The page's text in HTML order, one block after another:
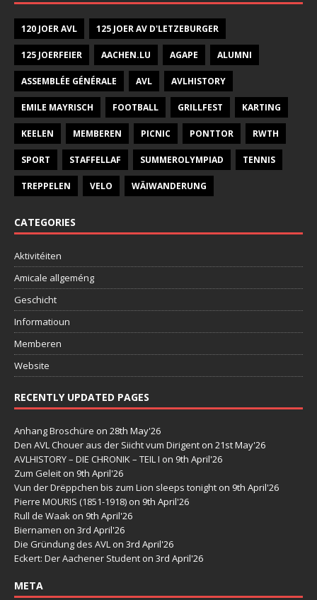
120 JOER AVL 125 JOER AV D'LETZEBURGER
125 JOERFEIER AACHEN.LU AGAPE ALUMNI
ASSEMBLÉE GÉNÉRALE AVL AVLHISTORY
EMILE MAYRISCH FOOTBALL GRILLFEST KARTING
KEELEN MEMBEREN PICNIC PONTTOR RWTH
SPORT STAFFELLAF SUMMEROLYMPIAD TENNIS
TREPPELEN VELO WÄIWANDERUNG
CATEGORIES
Aktivitéiten
Amicale allgeméng
Geschicht
Informatioun
Memberen
Website
RECENTLY UPDATED PAGES
Anhang Broschüre on 28th May'26
Den AVL Chouer aus der Siicht vum Dirigent on 21st May'26
AVLHISTORY – DIE CHRONIK – TEIL I on 9th April'26
Zum Geleit on 9th April'26
Vun der Drëppchen bis zum Lion sleeps tonight on 9th April'26
Pierre MOURIS (1851-1918) on 9th April'26
Rull de Waak on 9th April'26
Biernamen on 3rd April'26
Die Gründung des AVL on 3rd April'26
Eckert: Der Aachener Student on 3rd April'26
META